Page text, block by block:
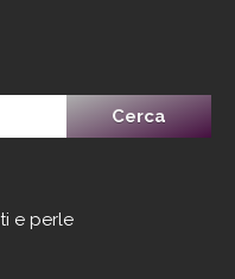
e perle